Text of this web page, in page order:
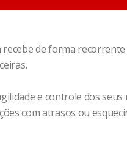
de forma
e controle dos
com atrasos ou